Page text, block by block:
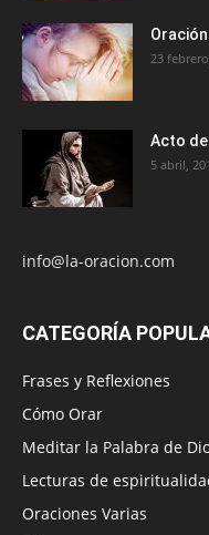
23
Acto
5 abril,
info@la-oracion.com
CATEGORÍA
Frases y Reflexiones
Cómo Orar
Meditar la Palabra de
Lecturas de
Oraciones Varias